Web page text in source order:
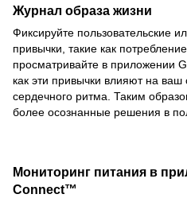
Журнал образа жизни
Фиксируйте пользовательские
привычки, такие как
просматривайте в приложении
как эти привычки влияют на ваш
сердечного ритма. Таким
более осознанные решения в
Мониторинг питания в
Connect™